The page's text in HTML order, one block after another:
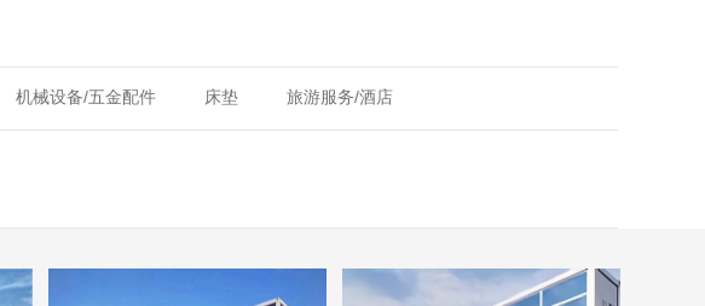
机械设备/五金配件 床垫
旅游服务/酒店
修 商务服务/商业检修
液压冲孔机